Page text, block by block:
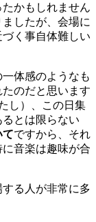
かもしれません
したが、会場に
く事自体難しい
体感のようなも
のだと思います
し）、この日集
とは限らない
てですから、それ
音楽は趣味が合
る人が非常に多